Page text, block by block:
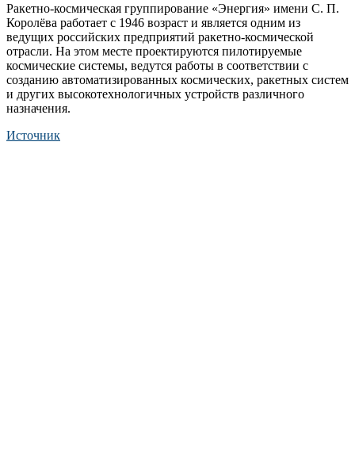
Ракетно-космическая группирование «Энергия» имени С. П.
Королёва работает с 1946 возраст и является одним из
ведущих российских предприятий ракетно-космической
отрасли. На этом месте проектируются пилотируемые
космические системы, ведутся работы в соответствии с
созданию автоматизированных космических, ракетных систем
и других высокотехнологичных устройств различного
назначения.
Источник